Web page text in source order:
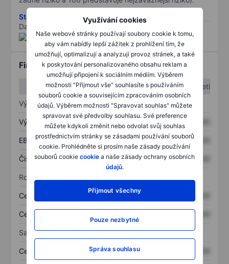
Využívání cookies
Naše webové stránky používají soubory cookie k tomu,
aby vám nabídly lepší zážitek z prohlížení tím, že
umožňují, optimalizují a analyzují provoz stránek, a také
k poskytování personalizovaného obsahu reklam a
umožňují připojení k sociálním médiím. Výběrem
možnosti "Přijmout vše" souhlasíte s používáním
souborů cookie a souvisejícím zpracováním osobních
údajů. Výběrem možnosti "Spravovat souhlas" můžete
spravovat své předvolby souhlasu. Své preference
můžete kdykoli změnit nebo odvolat svůj souhlas
prostřednictvím stránky se zásadami používání souborů
cookie. Prohlédněte si prosím naše zásady používání
souborů cookie cookie a naše zásady ochrany osobních
údajů.
Přijmout všechny
Pouze nezbytné
Správa souhlasu
Stáhněte si metodiku rizik ESG
Data poskytnuta od
Finanční informace
1. čtvrtletí
2. čtvrtletí
Výkaz zisku a ztráty
Výnos XXXXXXX XXXXXXX
EBITDA XXXXXXX XXXXXXX
Čistý příjem XXXXXXX XXXXXXX
Rozvaha
Celková aktiva XXXXXXX
Celkový dluh XXXXXXX
Sazby
Cena/tržby XXXXXXX